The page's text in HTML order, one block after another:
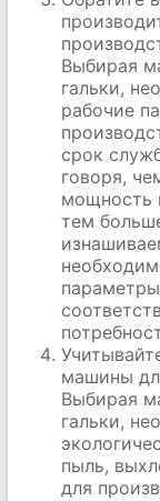
Выбирая
гальки,
рабочие
срок
говоря,
мощность
тем
машины
Выбирая
гальки,
пыль,
для